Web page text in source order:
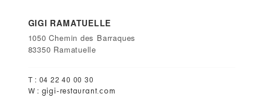
GIGI RAMATUELLE
1050 Chemin des Barraques
83350 Ramatuelle
T : 04 22 40 00 30
W : gigi-restaurant.com